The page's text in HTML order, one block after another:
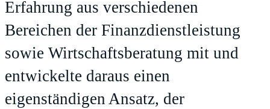
Erfahrung aus verschiedenen
Bereichen der Finanzdienstleistung
sowie Wirtschaftsberatung mit und
entwickelte daraus einen
eigenständigen Ansatz, der